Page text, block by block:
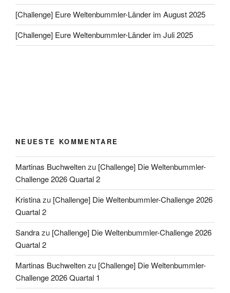
[Challenge] Eure Weltenbummler-Länder im August 2025
[Challenge] Eure Weltenbummler-Länder im Juli 2025
NEUESTE KOMMENTARE
Martinas Buchweltenzu [Challenge] Die Weltenbummler-
Challenge 2026 Quartal 2
Kristinazu [Challenge] Die Weltenbummler-Challenge 2026
Quartal 2
Sandrazu [Challenge] Die Weltenbummler-Challenge 2026
Quartal 2
Martinas Buchweltenzu [Challenge] Die Weltenbummler-
Challenge 2026 Quartal 1